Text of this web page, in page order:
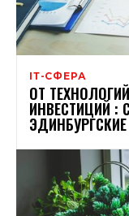
ІТ-СФЕРА
ОТ
ИНВЕСТИЦИЙ :